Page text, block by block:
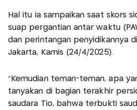
Hal itu ia sampaikan saat skors
suap pergantian antar waktu
dan perintangan penyidikannya
Jakarta, Kamis (24/4/2025).
"Kemudian teman-teman, apa
tanyakan di bagian terakhir
saudara Tio, bahwa terbukti